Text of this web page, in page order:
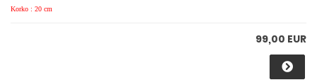
Korko : 20 cm
99,00 EUR